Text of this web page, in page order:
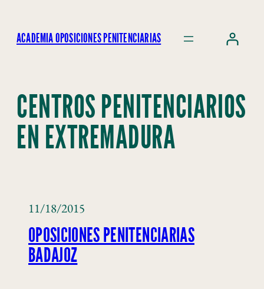
ACADEMIA OPOSICIONES PENITENCIARIAS
CENTROS PENITENCIARIOS
EN EXTREMADURA
11/18/2015
OPOSICIONES PENITENCIARIAS
BADAJOZ